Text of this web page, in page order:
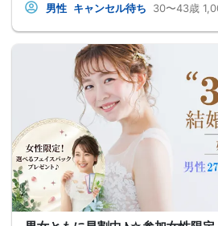
男性 キャンセル待ち 30〜43歳